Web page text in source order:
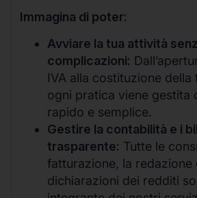
Immagina di poter:
Avviare la tua attività
complicazioni:
IVA alla costituzione della
ogni pratica viene gestita
rapido e semplice.
Gestire la contabilità e i
trasparente: Tutte le
fatturazione, la redazione
dichiarazioni dei redditi